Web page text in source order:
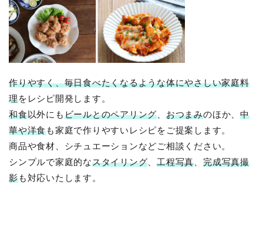
作りやすく、毎日食べたくなるような体にやさしい家庭料
理をレシピ開発します。
和食以外にもビールとのペアリング おつまみのほか、中
華や洋食も家庭で作りやすいレシピをご提案します。
商品や食材、シチュエーションなどご相談ください。
シンプルで家庭的なスタイリング 、工程写真
完成写真撮
影も対応いたします。